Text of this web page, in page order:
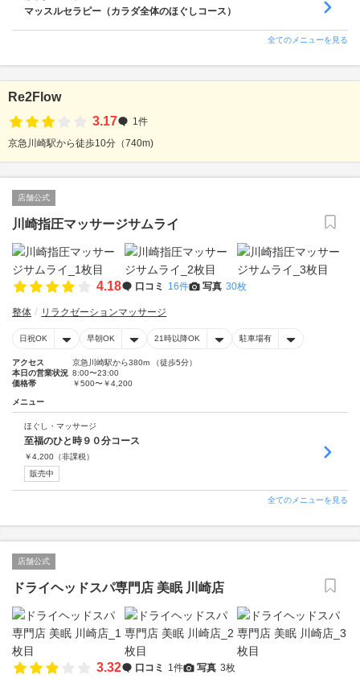
マッスルセラピー（カラダ全体のほぐしコース）
全てのメニューを見る
Re2Flow
3.17
1件
京急川崎駅から徒歩10分（740m)
店舗公式
川崎指圧マッサージサムライ
4.18 口コミ 16件 写真 30枚
整体 リラクゼーションマッサージ
日祝OK 早朝OK 21時以降OK 駐車場有
アクセス
京急川崎駅から380m （徒歩5分）
本日の営業状況 8:00〜23:00
価格帯
￥500〜￥4,200
メニュー
ほぐし・マッサージ
至福のひと時９０分コース
￥4,200 （非課税）
販売中
全てのメニューを見る
店舗公式
ドライヘッドスパ専門店 美眠 川崎店
3.32 口コミ 1件 写真 3枚